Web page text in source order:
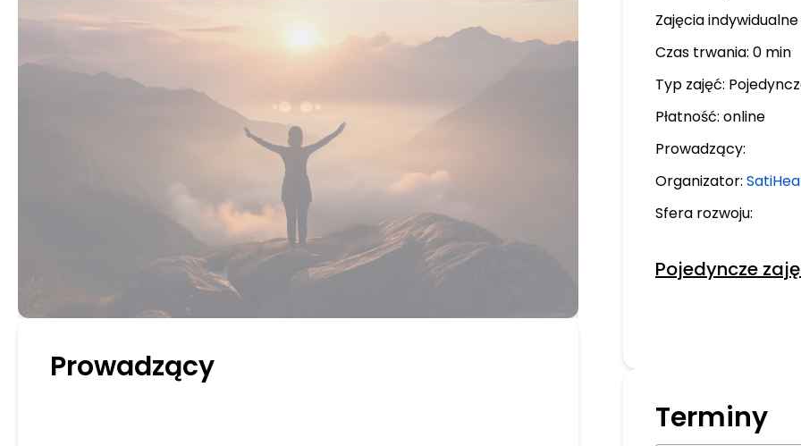
Prowadzący
Zajęcia indywidualne
Czas trwania: 0 min
Typ zajęć:
Płatność: online
Prowadzący:
Organizator:
Sfera rozwoju:
Pojedyncze
Terminy